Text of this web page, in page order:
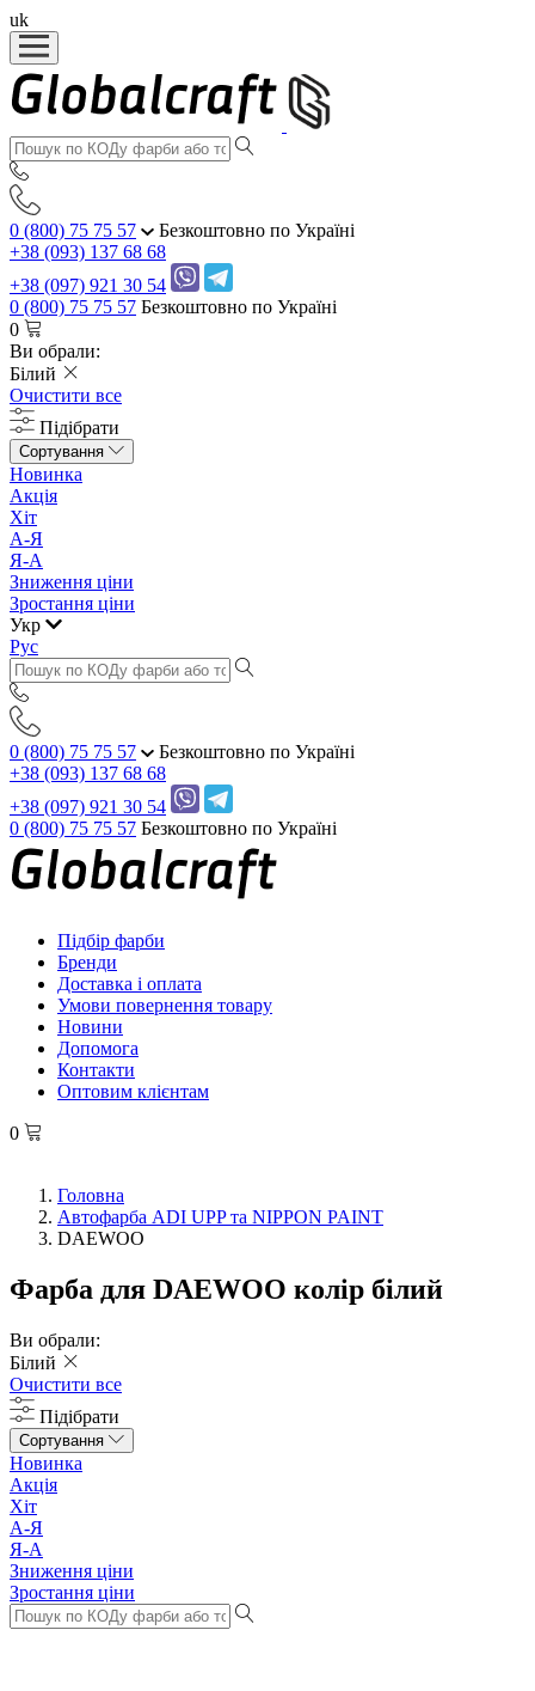
uk
0 (800) 75 75 57
Безкоштовно по Україні
+38 (093) 137 68 68
+38 (097) 921 30 54
0 (800) 75 75 57 Безкоштовно по Україні
0
Ви обрали:
Білий
Очистити все
Підібрати
Сортування
Новинка
Акція
Хіт
А-Я
Я-А
Зниження ціни
Зростання ціни
Укр
Рус
0 (800) 75 75 57
Безкоштовно по Україні
+38 (093) 137 68 68
+38 (097) 921 30 54
0 (800) 75 75 57 Безкоштовно по Україні
Підбір фарби
Бренди
Доставка і оплата
Умови повернення товару
Новини
Допомога
Контакти
Оптовим клієнтам
0
Головна
Автофарба ADI UPP та NIPPON PAINT
DAEWOO
Фарба для DAEWOO колір білий
Ви обрали:
Білий
Очистити все
Підібрати
Сортування
Новинка
Акція
Хіт
А-Я
Я-А
Зниження ціни
Зростання ціни